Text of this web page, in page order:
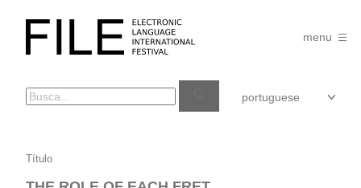
FILE
FESTIVAL
menu
THE
ROLE
Título